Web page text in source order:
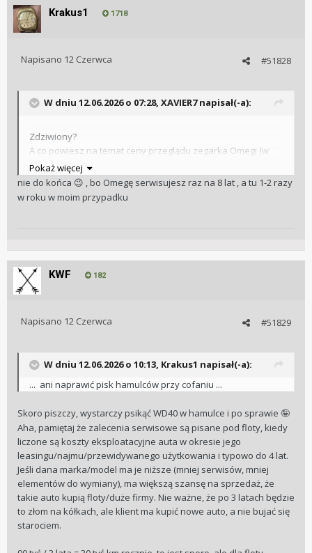
Krakus1 1718
#51828
Napisano 12 Czerwca
W dniu 12.06.2026 o 07:28, XAVIER7napisał(-a):
Zdziwiony?
A co powiesz na temat ceny przeglądu zegarka Omegi (w
autoryzowanym serwisie) za 3-4 tyś? Dodam, że w Łodzi
może on trwać 3-4 miesiące.😁
Mam nadzieję, że odrobinę pocieszyłem.
Pokaż więcej
nie do końca 😉 , bo Omegę serwisujesz raz na 8 lat , a tu 1-2 razy
w roku w moim przypadku
KWF 182
#51829
Napisano 12 Czerwca
W dniu 12.06.2026 o 10:13, Krakus1 napisał(-a):
... ani naprawić pisk hamulców przy cofaniu ...
Skoro piszczy, wystarczy psikąć WD40 w hamulce i po sprawie 🤪
Aha, pamiętaj że zalecenia serwisowe są pisane pod floty, kiedy
liczone są koszty eksploatacyjne auta w okresie jego
leasingu/najmu/przewidywanego użytkowania i typowo do 4 lat.
Jeśli dana marka/model ma je niższe (mniej serwisów, mniej
elementów do wymiany), ma większą szansę na sprzedaż, że
takie auto kupią floty/duże firmy. Nie ważne, że po 3 latach będzie
to złom na kółkach, ale klient ma kupić nowe auto, a nie bujać się
starociem.